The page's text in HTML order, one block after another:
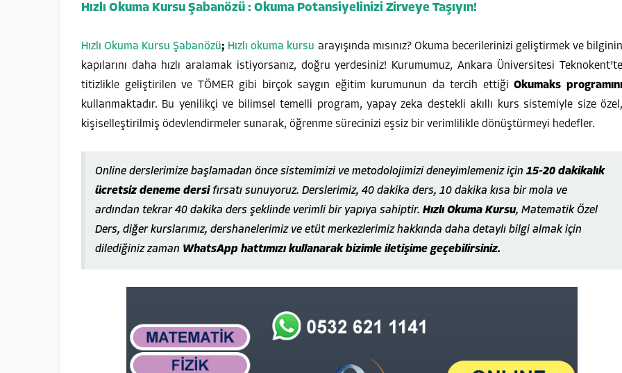
Hızlı Okuma Kursu Şabanözü : Okuma Potansiyelinizi Zirveye Taşıyın!
Hızlı Okuma Kursu Şabanözü; Hızlı okuma kursu arayışında mısınız? Okuma becerilerinizi geliştirmek ve bilginin
kapılarını daha hızlı aralamak istiyorsanız, doğru yerdesiniz! Kurumumuz, Ankara Üniversitesi Teknokent’te
titizlikle geliştirilen ve TÖMER gibi birçok saygın eğitim kurumunun da tercih ettiğiOkumaks programını
kullanmaktadır. Bu yenilikçi ve bilimsel temelli program, yapay zeka destekli akıllı kurs sistemiyle size özel,
kişiselleştirilmiş ödevlendirmeler sunarak, öğrenme sürecinizi eşsiz bir verimlilikle dönüştürmeyi hedefler.
Online derslerimize başlamadan önce sistemimizi ve metodolojimizi deneyimlemeniz için 15-20 dakikalık
ücretsiz deneme dersifırsatı sunuyoruz. Derslerimiz, 40 dakika ders, 10 dakika kısa bir mola ve
ardından tekrar 40 dakika ders şeklinde verimli bir yapıya sahiptir. Hızlı Okuma Kursu, Matematik Özel
Ders, diğer kurslarımız, dershanelerimiz ve etüt merkezlerimiz hakkında daha detaylı bilgi almak için
dilediğiniz zaman WhatsApp hattımızı kullanarak bizimle iletişime geçebilirsiniz.